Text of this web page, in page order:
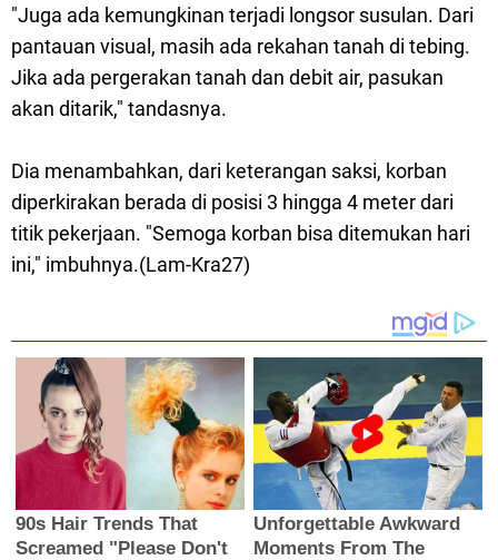
"Juga ada kemungkinan terjadi longsor susulan. Dari
pantauan visual, masih ada rekahan tanah di tebing.
Jika ada pergerakan tanah dan debit air, pasukan
akan ditarik," tandasnya.
Dia menambahkan, dari keterangan saksi, korban
diperkirakan berada di posisi 3 hingga 4 meter dari
titik pekerjaan. "Semoga korban bisa ditemukan hari
ini," imbuhnya.(Lam-Kra27)